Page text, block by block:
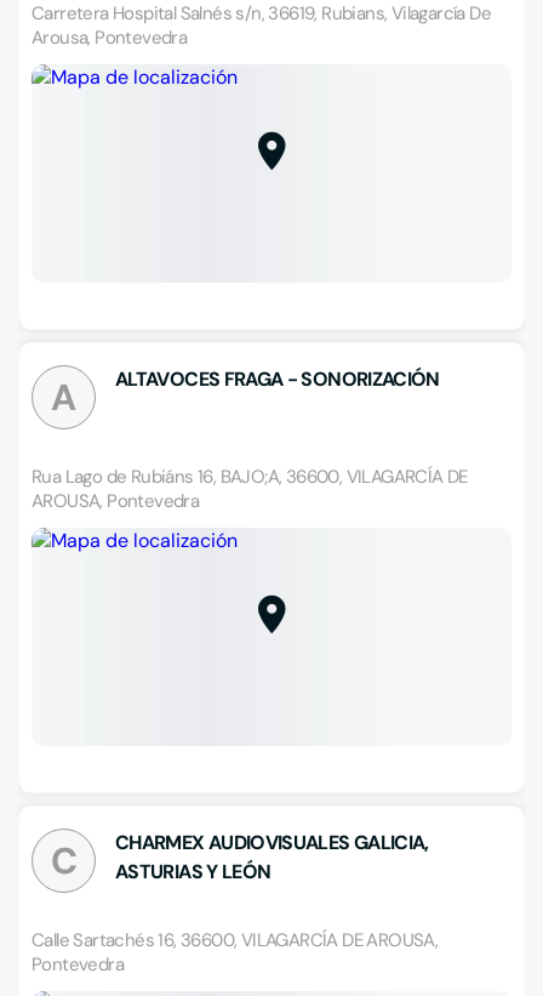
Carretera Hospital Salnés s/n, 36619, Rubians, Vilagarcía De
Arousa, Pontevedra
A ALTAVOCES FRAGA - SONORIZACIÓN
Rua Lago de Rubiáns 16, BAJO;A, 36600, VILAGARCÍA DE
AROUSA, Pontevedra
C
CHARMEX AUDIOVISUALES GALICIA,
ASTURIAS Y LEÓN
Calle Sartachés 16, 36600, VILAGARCÍA DE AROUSA,
Pontevedra